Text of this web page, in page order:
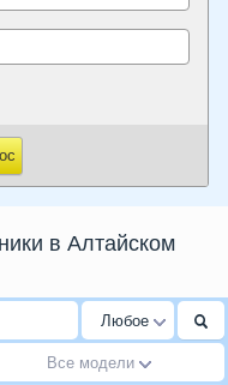
в Алтайском
Любое
Все модели